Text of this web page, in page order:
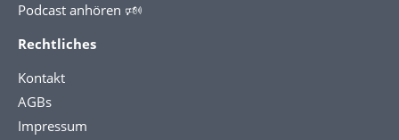
Podcast anhören 🕬
Rechtliches
Kontakt
AGBs
Impressum